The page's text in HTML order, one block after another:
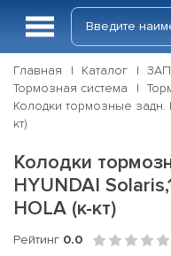
Главная Каталог
Тормозная система
Колодки тормозные задн.
кт)
Колодки
HYUNDAI
HOLA (к-кт)
Рейтинг 0.0